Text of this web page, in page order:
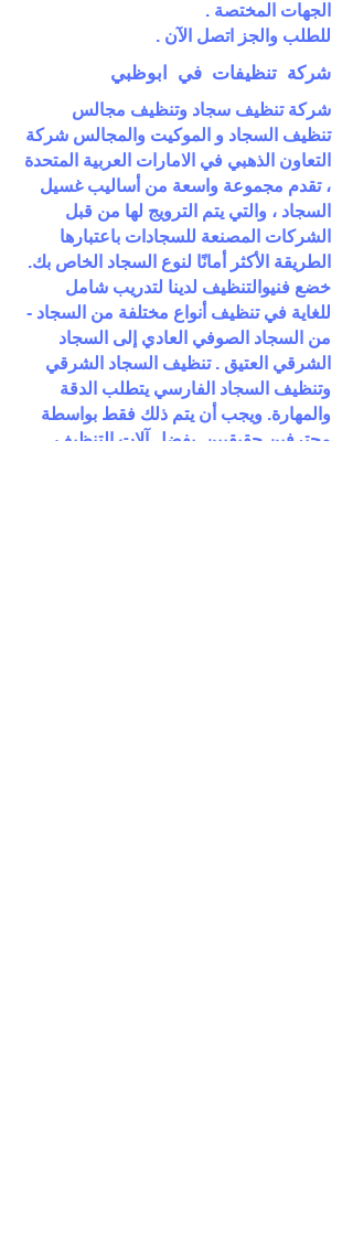
الجهات المختصة .
للطلب والجز اتصل الآن .
شركة تنظيفات في ابوظبي
شركة تنظيف سجاد وتنظيف مجالس
تنظيف السجاد و الموكيت والمجالس شركة
التعاون الذهبي في الامارات العربية المتحدة
، تقدم مجموعة واسعة من أساليب غسيل
السجاد ، والتي يتم الترويج لها من قبل
الشركات المصنعة للسجادات باعتبارها
الطريقة الأكثر أمانًا لنوع السجاد الخاص بك.
خضع فنيوالتنظيف لدينا لتدريب شامل
للغاية في تنظيف أنواع مختلفة من السجاد -
من السجاد الصوفي العادي إلى السجاد
الشرقي العتيق . تنظيف السجاد الشرقي
وتنظيف السجاد الفارسي يتطلب الدقة
والمهارة. ويجب أن يتم ذلك فقط بواسطة
محترفين حقيقيين. بفضل آلات التنظيف